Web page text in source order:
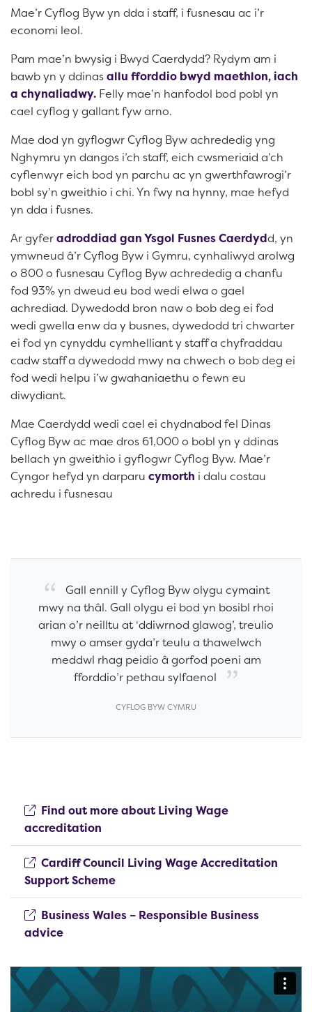
Mae’r Cyflog Byw yn dda i staff, i fusnesau ac i’r
economi leol.
Pam mae’n bwysig i Bwyd Caerdydd? Rydym am i
bawb yn y ddinasallu fforddio bwyd maethlon, iach
a chynaliadwy. Felly mae’n hanfodol bod pobl yn
cael cyflog y gallant fyw arno.
Mae dod yn gyflogwr Cyflog Byw achrededig yng
Nghymru yn dangos i’ch staff, eich cwsmeriaid a’ch
cyflenwyr eich bod yn parchu ac yn gwerthfawrogi’r
bobl sy’n gweithio i chi. Yn fwy na hynny, mae hefyd
yn dda i fusnes.
Ar gyferadroddiad gan Ysgol Fusnes Caerdydd, yn
ymwneud â’r Cyflog Byw i Gymru, cynhaliwyd arolwg
o 800 o fusnesau Cyflog Byw achrededig a chanfu
fod 93% yn dweud eu bod wedi elwa o gael
achrediad. Dywedodd bron naw o bob deg ei fod
wedi gwella enw da y busnes, dywedodd tri chwarter
ei fod yn cynyddu cymhelliant y staff a chyfraddau
cadw staff a dywedodd mwy na chwech o bob deg ei
fod wedi helpu i’w gwahaniaethu o fewn eu
diwydiant.
Mae Caerdydd wedi cael ei chydnabod fel Dinas
Cyflog Byw ac mae dros 61,000 o bobl yn y ddinas
bellach yn gweithio i gyflogwr Cyflog Byw. Mae’r
Cyngor hefyd yn darparu cymorth i dalu costau
achredu i fusnesau
Gall ennill y Cyflog Byw olygu cymaint
mwy na thâl. Gall olygu ei bod yn bosibl rhoi
arian o’r neilltu at ‘ddiwrnod glawog’, treulio
mwy o amser gyda’r teulu a thawelwch
meddwl rhag peidio â gorfod poeni am
fforddio’r pethau sylfaenol
CYFLOG BYW CYMRU
Find out more about Living Wage
accreditation
Cardiff Council Living Wage Accreditation
Support Scheme(opens new window)
Business Wales – Responsible Business
advice(opens new window)